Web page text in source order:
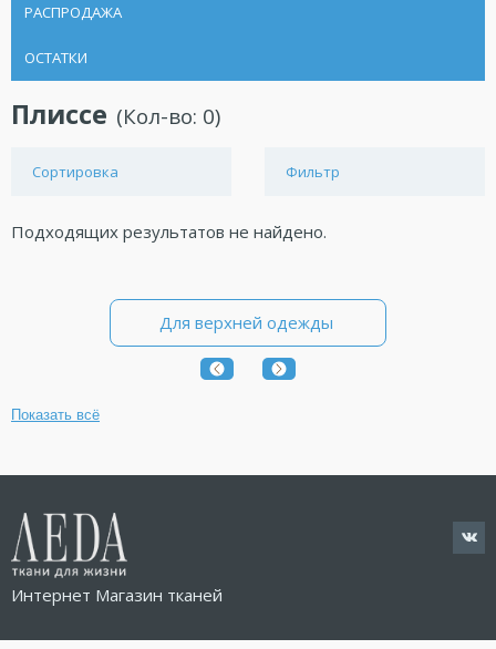
РАСПРОДАЖА
ОСТАТКИ
Плиссе (Кол-во: 0)
Сортировка Фильтр
Подходящих результатов не найдено.
Для верхней одежды
Показать всё
Интернет Магазин тканей